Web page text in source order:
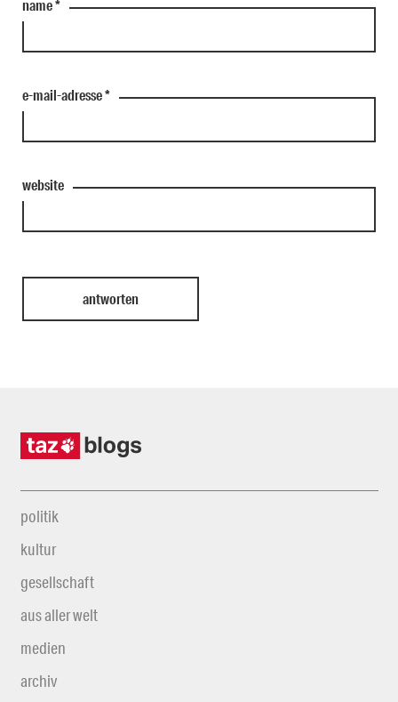
name*
e-mail-adresse*
website
politik
kultur
gesellschaft
aus aller welt
medien
archiv